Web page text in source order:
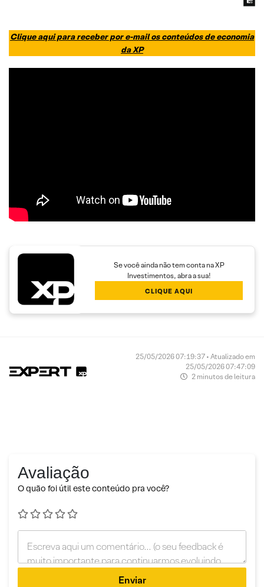
Clique aqui para receber por e-mail os conteúdos de economia
da XP
Se você ainda não tem conta na XP
Investimentos, abra a sua!
CLIQUE AQUI
25/05/2026 07:19:37 • Atualizado em
25/05/2026 07:47:09
2 minutos de leitura
Avaliação
O quão foi útil este conteúdo pra você?
Enviar